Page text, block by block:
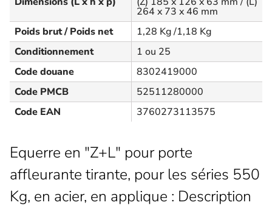
264 x 73 x 46 mm
Poids brut / Poids net
1,28 Kg /1,18 Kg
Conditionnement
1 ou 25
Code douane
8302419000
Code PMCB
52511280000
Code EAN
3760273113575
Equerre en "Z+L" pour porte
affleurante tirante, pour les séries 550
Kg, en acier, en applique : Description